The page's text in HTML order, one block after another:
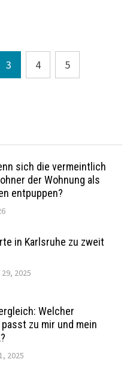
3 4 5
sich die vermeintlich
der Wohnung als
entpuppen?
in Karlsruhe zu zweit
2025
Welcher
passt zu mir und mein
2025